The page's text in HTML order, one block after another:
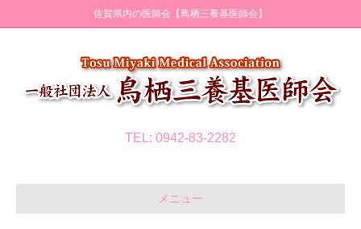
佐賀県内の医師会【鳥栖三養基医師会】
TEL: 0942-83-2282
メニュー